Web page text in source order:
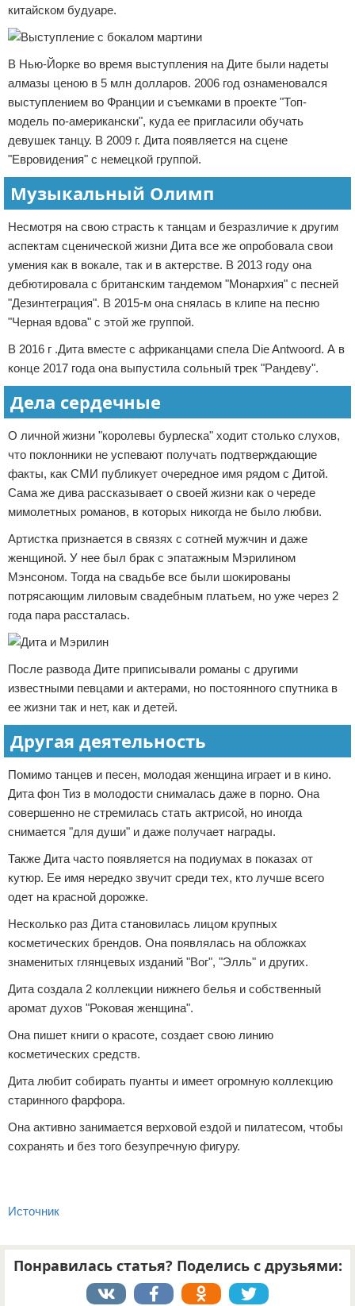
китайском будуаре.
В Нью-Йорке во время выступления на Дите были надеты
алмазы ценою в 5 млн долларов. 2006 год ознаменовался
выступлением во Франции и съемками в проекте "Топ-
модель по-американски", куда ее пригласили обучать
девушек танцу. В 2009 г. Дита появляется на сцене
"Евровидения" с немецкой группой.
Музыкальный Олимп
Несмотря на свою страсть к танцам и безразличие к другим
аспектам сценической жизни Дита все же опробовала свои
умения как в вокале, так и в актерстве. В 2013 году она
дебютировала с британским тандемом "Монархия" с песней
"Дезинтеграция". В 2015-м она снялась в клипе на песню
"Черная вдова" с этой же группой.
В 2016 г .Дита вместе с африканцами спела Die Antwoord. А в
конце 2017 года она выпустила сольный трек "Рандеву".
Дела сердечные
О личной жизни "королевы бурлеска" ходит столько слухов,
что поклонники не успевают получать подтверждающие
факты, как СМИ публикует очередное имя рядом с Дитой.
Сама же дива рассказывает о своей жизни как о череде
мимолетных романов, в которых никогда не было любви.
Артистка признается в связях с сотней мужчин и даже
женщиной. У нее был брак с эпатажным Мэрилином
Мэнсоном. Тогда на свадьбе все были шокированы
потрясающим лиловым свадебным платьем, но уже через 2
года пара рассталась.
После развода Дите приписывали романы с другими
известными певцами и актерами, но постоянного спутника в
ее жизни так и нет, как и детей.
Другая деятельность
Помимо танцев и песен, молодая женщина играет и в кино.
Дита фон Тиз в молодости снималась даже в порно. Она
совершенно не стремилась стать актрисой, но иногда
снимается "для души" и даже получает награды.
Также Дита часто появляется на подиумах в показах от
кутюр. Ее имя нередко звучит среди тех, кто лучше всего
одет на красной дорожке.
Несколько раз Дита становилась лицом крупных
косметических брендов. Она появлялась на обложках
знаменитых глянцевых изданий "Вог", "Элль" и других.
Дита создала 2 коллекции нижнего белья и собственный
аромат духов "Роковая женщина".
Она пишет книги о красоте, создает свою линию
косметических средств.
Дита любит собирать пуанты и имеет огромную коллекцию
старинного фарфора.
Она активно занимается верховой ездой и пилатесом, чтобы
сохранять и без того безупречную фигуру.
Источник
Понравилась статья? Поделись с друзьями: